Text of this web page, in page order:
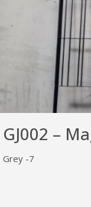
GJ002 –
Grey -7